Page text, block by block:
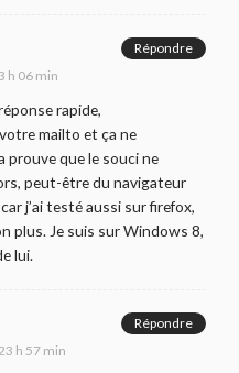
h 06 min
rapide,
mailto et ça ne
prouve que le souci ne
peut-être du navigateur
j’ai testé aussi sur firefox,
plus. Je suis sur Windows 8,
lui.
Répondre
h 57 min
Répondre